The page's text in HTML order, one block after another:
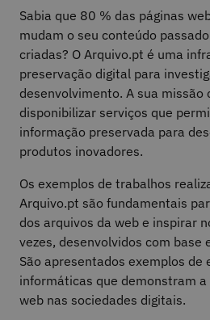
Sabia que 80 % das páginas
mudam o seu conteúdo
criadas? O Arquivo.pt é uma
preservação digital para
desenvolvimento. A sua missão
disponibilizar serviços que
informação preservada para
produtos inovadores.
Os exemplos de trabalhos
Arquivo.pt são fundamentais
dos arquivos da web e inspirar
vezes, desenvolvidos com
São apresentados exemplos de
informáticas que demonstram
web nas sociedades digitais.